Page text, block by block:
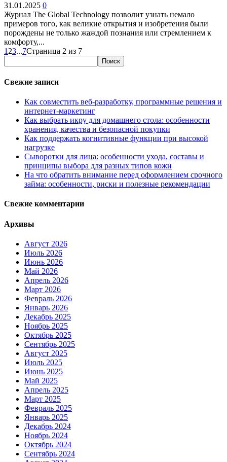
31.01.2025 0
Журнал The Global Technology позволит узнать немало
примеров того, как великие открытия и изобретения были
порождены не только жаждой познания или стремлением к
комфорту,...
123...7Страница 2 из 7
Свежие записи
Как совместить веб-разработку, программные решения и
интернет-маркетинг
Как выбрать икру для домашнего стола: особенности
хранения, качества и безопасной покупки
Как поддержать когнитивные функции при высокой
нагрузке
Сыворотки для лица: особенности ухода, составы и
принципы выбора для разных типов кожи
На что обратить внимание перед оформлением срочного
займа: особенности, риски и полезные рекомендации
Свежие комментарии
Архивы
Август 2026
Июль 2026
Июнь 2026
Май 2026
Апрель 2026
Март 2026
Февраль 2026
Январь 2026
Декабрь 2025
Ноябрь 2025
Октябрь 2025
Сентябрь 2025
Август 2025
Июль 2025
Июнь 2025
Май 2025
Апрель 2025
Март 2025
Февраль 2025
Январь 2025
Декабрь 2024
Ноябрь 2024
Октябрь 2024
Сентябрь 2024